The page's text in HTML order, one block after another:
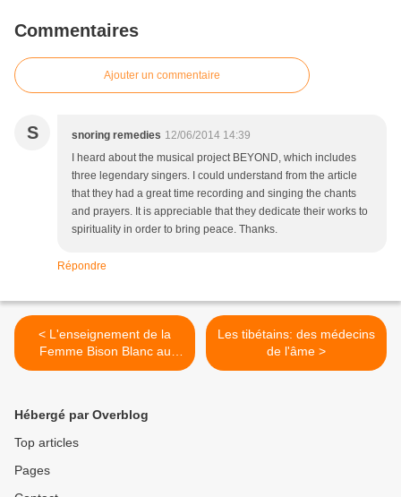
Commentaires
Ajouter un commentaire
S snoring remedies 12/06/2014 14:39
I heard about the musical project BEYOND, which includes
three legendary singers. I could understand from the article
that they had a great time recording and singing the chants
and prayers. It is appreciable that they dedicate their works to
spirituality in order to bring peace. Thanks.
Répondre
< L'enseignement de la
Femme Bison Blanc au
peuple Lakota
Les tibétains: des médecins
de l'âme >
Hébergé par Overblog
Top articles
Pages